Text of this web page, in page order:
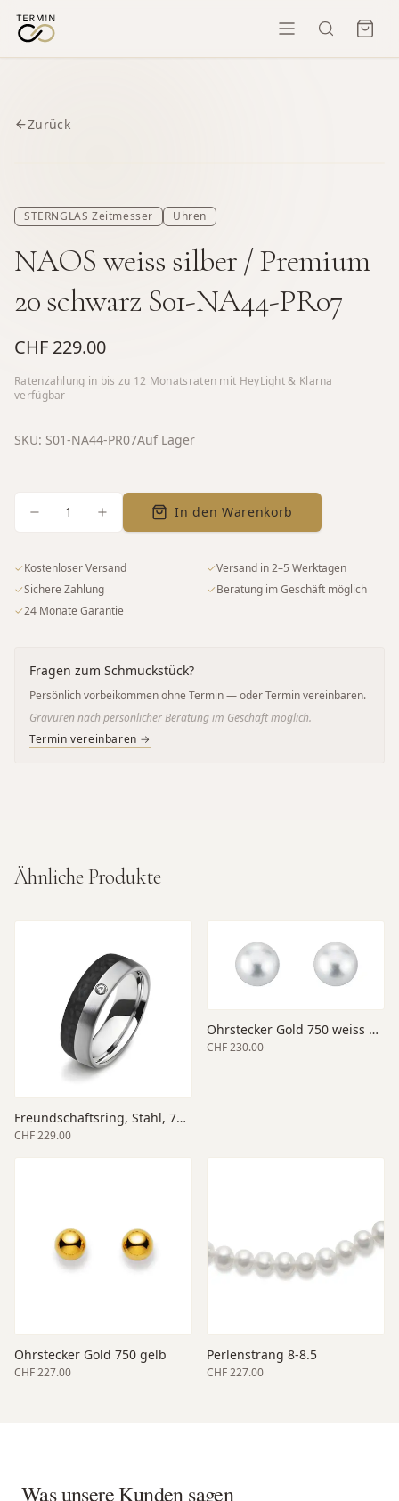
Zurück
STERNGLAS Zeitmesser Uhren
NAOS weiss silber / Premium
20 schwarz S01-NA44-PR07
CHF 229.00
Ratenzahlung in bis zu 12 Monatsraten mit HeyLight & Klarna
verfügbar
SKU: S01-NA44-PR07Auf Lager
1 In den Warenkorb
✓Kostenloser Versand ✓Versand in 2–5 Werktagen
✓Sichere Zahlung ✓Beratung im Geschäft möglich
✓24 Monate Garantie
Fragen zum Schmuckstück?
Persönlich vorbeikommen ohne Termin — oder Termin vereinbaren.
Gravuren nach persönlicher Beratung im Geschäft möglich.
Termin vereinbaren →
Ähnliche Produkte
Freundschaftsring, Stahl, 7mm Breite, matt
CHF 229.00
Ohrstecker Gold 750 weiss 3-3.5
CHF 230.00
Ohrstecker Gold 750 gelb
CHF 227.00
Perlenstrang 8-8.5
CHF 227.00
Was unsere Kunden sagen